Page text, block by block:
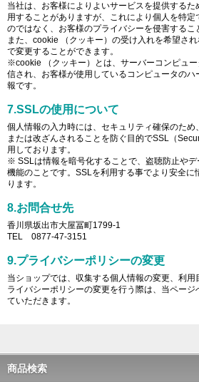
当社は、お客様によりよいサービスを提供する
用することがありますが、これにより個人を特定
のではなく、お客様のプライバシーを侵害するこ
また、cookie （クッキー）の受け入れを希望さ
で変更することができます。
※cookie （クッキー）とは、サーバーコンピュ
信され、お客様が使用しているコンピュータの
報です。
7.SSLの使用について
個人情報の入力時には、セキュリティ確保のた
または改ざんされることを防ぐ目的でSSL（
用しております。
※ SSLは情報を暗号化することで、盗聴防止や
機能のことです。SSLを利用する事でより安全に
ります。
8.お問合せ先
香川県坂出市大屋冨町1799-1
TEL 0877-47-3151
9.プライバシーポリシーの変更
当ショップでは、収集する個人情報の変更、利
ライバシーポリシーの変更を行う際は、当ペー
ていただきます。
商品検索